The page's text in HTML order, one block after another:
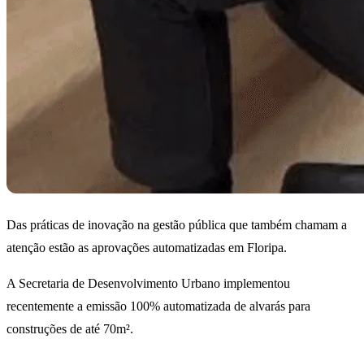
Das práticas de inovação na gestão pública que também chamam a
atenção estão as aprovações automatizadas em Floripa.
A Secretaria de Desenvolvimento Urbano implementou
recentemente a emissão 100% automatizada de alvarás para
construções de até 70m².